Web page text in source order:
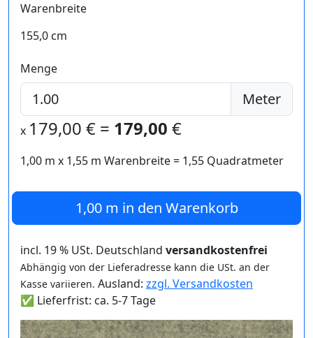
Warenbreite
155,0 cm
Menge
Meter
x 179,00 € = 179,00 €
1,00 m x 1,55 m Warenbreite = 1,55 Quadratmeter
1,00 m in den Warenkorb
incl. 19 % USt. Deutschland versandkostenfrei
Abhängig von der Lieferadresse kann die USt. an der
Kasse variieren. Ausland: zzgl. Versandkosten
✅ Lieferfrist: ca. 5-7 Tage